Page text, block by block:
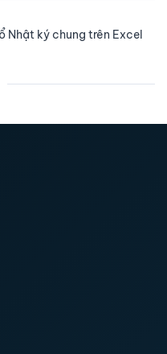
Nhật ký chung trên Excel